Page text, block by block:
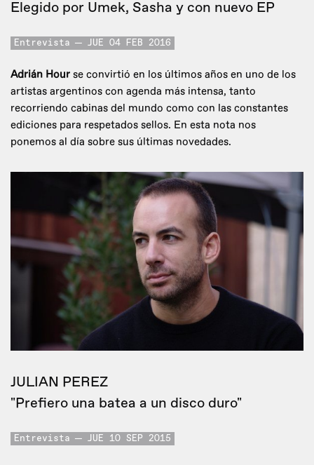
Elegido por Umek, Sasha y con nuevo EP
Entrevista JUE 04 FEB 2016
Adrián Hour se convirtió en los últimos años en uno de los
artistas argentinos con agenda más intensa, tanto
recorriendo cabinas del mundo como con las constantes
ediciones para respetados sellos. En esta nota nos
ponemos al día sobre sus últimas novedades.
JULIAN PEREZ
"Prefiero una batea a un disco duro"
Entrevista JUE 10 SEP 2015